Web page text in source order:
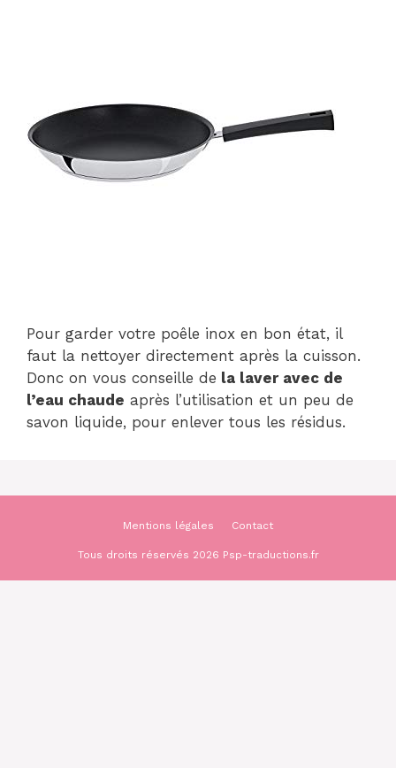
Pour garder votre poêle inox en bon état, il
faut la nettoyer directement après la cuisson.
Donc on vous conseille de la laver avec de
l’eau chaude après l’utilisation et un peu de
savon liquide, pour enlever tous les résidus.
Mentions légales Contact
Tous droits réservés 2026 Psp-traductions.fr